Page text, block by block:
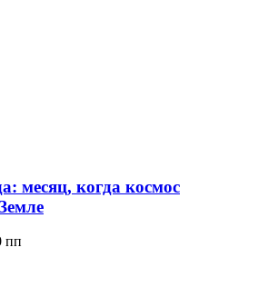
месяц, когда космос
пп